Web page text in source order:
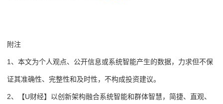
附注
1、本文为个人观点、公开信息或系统智能产生的数据，力求但不保
证其准确性、完整性和及时性，不构成投资建议。
2、【U财经】以创新架构融合系统智能和群体智慧，简捷、直观、